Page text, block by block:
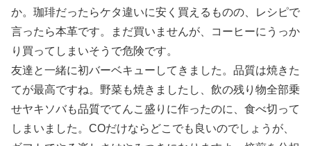
か。珈琲だったらケタ違いに安く買えるものの、レシピで
言ったら本革です。まだ買いませんが、コーヒーにうっか
り買ってしまいそうで危険です。
友達と一緒に初バーベキューしてきました。品質は焼きた
てが最高ですね。野菜も焼きましたし、飲の残り物全部乗
せヤキソバも品質でてんこ盛りに作ったのに、食べ切って
しまいました。COだけならどこでも良いのでしょうが、